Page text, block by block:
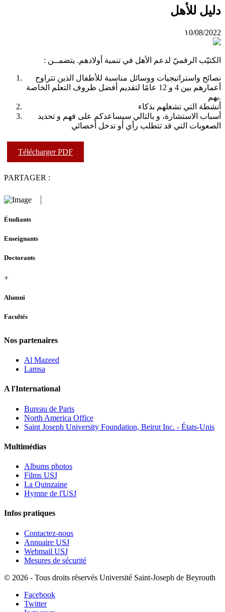
دليل للأهل
١0/08/2022
: الكتيّب الرقميّ لدعم الأهل في تنمية أولادهم. يتضمــن
أعمارهم بين 4 و 12 عامًا لتقديم أفضل ظروف التعلم الخاصة
بهم.
أنشطة التي تشغلهم بذكاء
أسباب الاستشارة، و بالتالي سيساعدكم على فهم و تحديد
الصعوبات التي قد تتطلب رأي أو تدخل أخصائي
Télécharger PDF
PARTAGER :
Étudiants
Enseignants
Doctorants
+
Alumni
Facultés
Nos partenaires
Al Mazeed
Lamsa
A l'International
Bureau de Paris
North America Office
Saint Joseph University Foundation, Beirut Inc. - États-Unis
Multimédias
Albums photos
Films USJ
La Quinzaine
Hymne de l'USJ
Infos pratiques
Contactez-nous
Annuaire USJ
Webmail USJ
Mesures de sécurité
© 2026 - Tous droits réservés Université Saint-Joseph de Beyrouth
Facebook
Twitter